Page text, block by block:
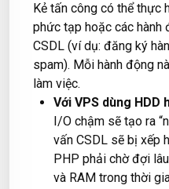
Kẻ tấn công có thể thực
phức tạp hoặc các hành
CSDL (ví dụ: đăng ký
spam). Mỗi hành động
làm việc.
Với VPS dùng HDD
I/O chậm sẽ tạo ra
vấn CSDL sẽ bị xếp
PHP phải chờ đợi
và RAM trong thời